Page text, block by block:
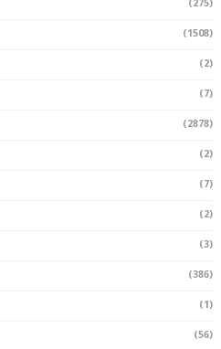
(275)
(1508)
(2)
(7)
(2878)
(2)
(7)
(2)
(3)
(386)
(1)
(56)